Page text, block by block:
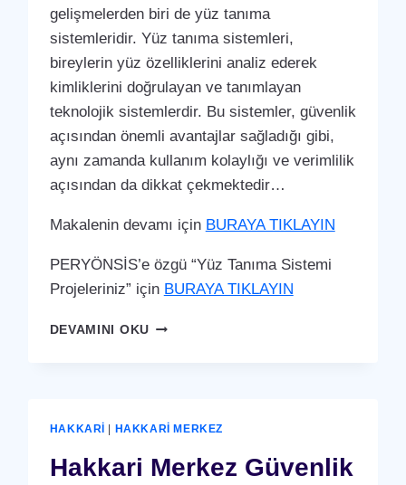
gelişmelerden biri de yüz tanıma
sistemleridir. Yüz tanıma sistemleri,
bireylerin yüz özelliklerini analiz ederek
kimliklerini doğrulayan ve tanımlayan
teknolojik sistemlerdir. Bu sistemler, güvenlik
açısından önemli avantajlar sağladığı gibi,
aynı zamanda kullanım kolaylığı ve verimlilik
açısından da dikkat çekmektedir…
Makalenin devamı için BURAYA TIKLAYIN
PERYÖNSİS’e özgü “Yüz Tanıma Sistemi
Projeleriniz” için BURAYA TIKLAYIN
DEVAMINI OKUHAKKARI
HAKKARI HAKKARI MERKEZ
Hakkari Merkez Güvenlik